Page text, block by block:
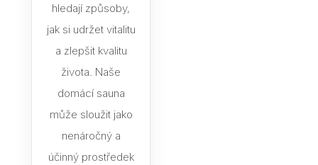
hledají způsoby,
jak si udržet vitalitu
a zlepšit kvalitu
života. Naše
domácí sauna
může sloužit jako
nenáročný a
účinný prostředek